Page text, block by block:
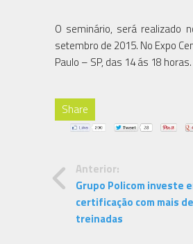
O seminário, será realizado
setembro de 2015. No Expo
Paulo – SP, das 14 ás 18 horas.
Share
Anterior:
Grupo Policom investe
certificação com mais
treinadas